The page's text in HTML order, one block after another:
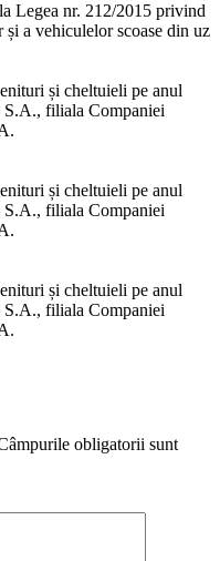
Legea nr. 212/2015 privind
și a vehiculelor scoase din uz
și cheltuieli pe anul
S.A., filiala Companiei
și cheltuieli pe anul
S.A., filiala Companiei
și cheltuieli pe anul
S.A., filiala Companiei
obligatorii sunt